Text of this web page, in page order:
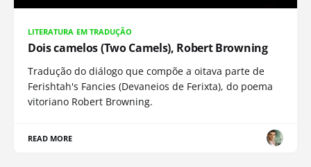
LITERATURA EM TRADUÇÃO
Dois camelos (Two Camels), Robert Browning
Tradução do diálogo que compõe a oitava parte de
Ferishtah's Fancies (Devaneios de Ferixta), do poema
vitoriano Robert Browning.
READ MORE